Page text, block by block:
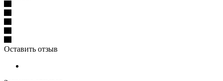
Оставить отзыв